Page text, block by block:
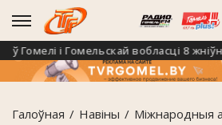
і Гомельскай вобласці 8 жніўня
Галоўная Навiны Міжнародныя